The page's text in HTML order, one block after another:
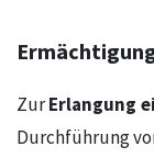
ZurErlangung
Durchführung